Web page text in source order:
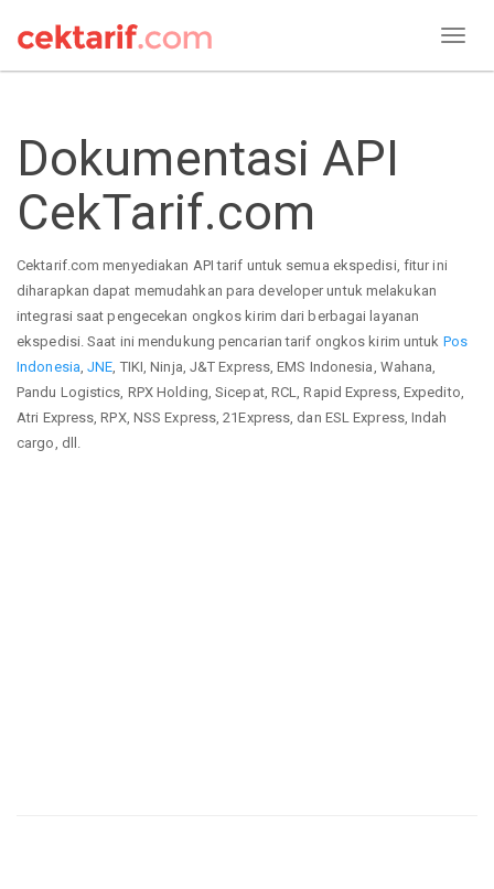
Dokumentasi API
CekTarif.com
Cektarif.com menyediakan API tarif untuk semua ekspedisi, fitur ini
diharapkan dapat memudahkan para developer untuk melakukan
integrasi saat pengecekan ongkos kirim dari berbagai layanan
ekspedisi. Saat ini mendukung pencarian tarif ongkos kirim untuk Pos
Indonesia ,JNE , TIKI, Ninja, J&T Express, EMS Indonesia, Wahana,
Pandu Logistics, RPX Holding, Sicepat, RCL, Rapid Express, Expedito,
Atri Express, RPX, NSS Express, 21Express, dan ESL Express, Indah
cargo, dll.